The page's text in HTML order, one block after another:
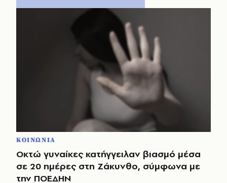
ΚΟΙΝΩΝΙΑ
Οκτώ γυναίκες κατήγγειλαν βιασμό μέσα
σε 20 ημέρες στη Ζάκυνθο, σύμφωνα με
την ΠΟΕΔΗΝ